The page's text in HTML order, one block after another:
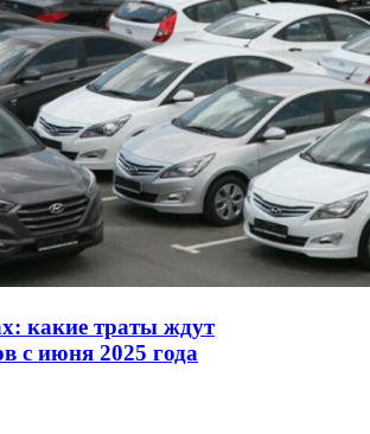
какие траты ждут
с июня 2025 года